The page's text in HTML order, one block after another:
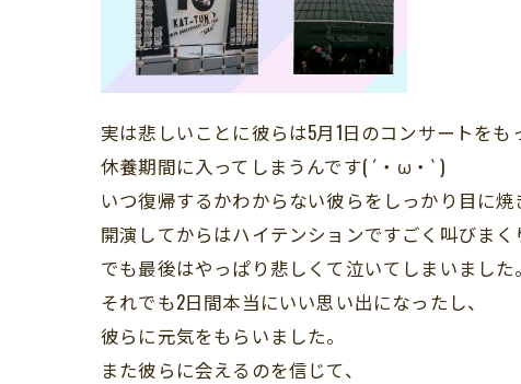
実は悲しいことに彼らは5月1日のコンサートをも
休養期間に入ってしまうんです( ´・ω・` )
いつ復帰するかわからない彼らをしっかり目に
開演してからはハイテンションですごく叫びまく
でも最後はやっぱり悲しくて泣いてしまいました。
それでも2日間本当にいい思い出になったし、
彼らに元気をもらいました。
また彼らに会えるのを信じて、